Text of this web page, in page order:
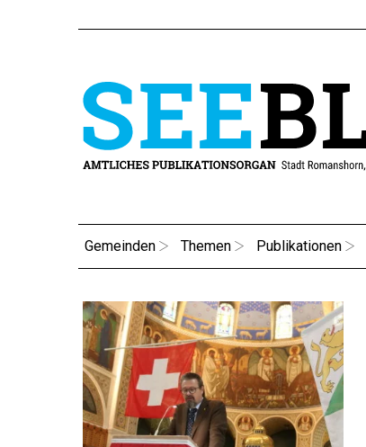
Gemeinden Themen Publikationen